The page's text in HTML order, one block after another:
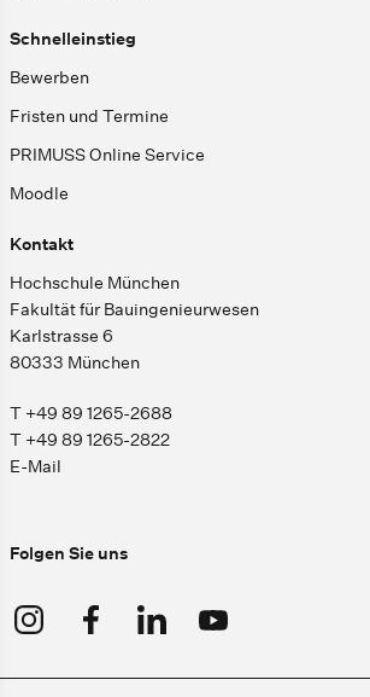
Schnelleinstieg
Bewerben
Fristen und Termine
PRIMUSS Online Service
Moodle
Kontakt
Hochschule München
Fakultät für Bauingenieurwesen
Karlstrasse 6
80333 München
T +49 89 1265-2688
T +49 89 1265-2822
E-Mail
Folgen Sie uns